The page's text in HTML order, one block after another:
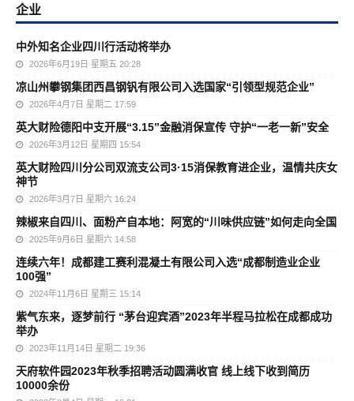
企业
中外知名企业四川行活动将举办
2026年6月19日 星期五 20:28
凉山州攀钢集团西昌钢钒有限公司入选国家“引领型规范企业”
2026年4月7日 星期二 17:59
英大财险德阳中支开展“3.15”金融消保宣传 守护“一老一新”安全
2026年3月12日 星期四 15:54
英大财险四川分公司双流支公司3·15消保教育进企业，温情共庆女
神节
2026年3月7日 星期六 16:24
辣椒来自四川、面粉产自本地：阿宽的“川味供应链”如何走向全国
2025年9月6日 星期六 14:58
连续六年！成都建工赛利混凝土有限公司入选“成都制造业企业
100强”
2024年11月6日 星期三 15:14
紫气东来，逐梦前行 “茅台迎宾酒”2023年半程马拉松在成都成功
举办
2023年11月14日 星期二 19:36
天府软件园2023年秋季招聘活动圆满收官 线上线下收到简历
10000余份